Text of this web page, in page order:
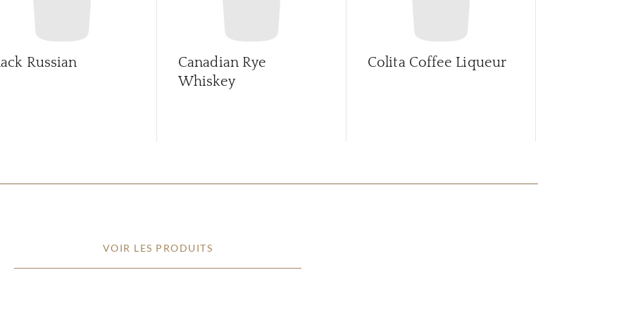
Russian
Canadian Rye
Whiskey
Colita Coffee Liqueur
VOIR LES PRODUITS